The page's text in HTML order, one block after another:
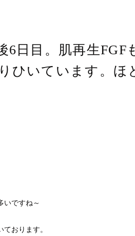
日目。肌再生FGF
ひいています。ほ
いですね～
おります。